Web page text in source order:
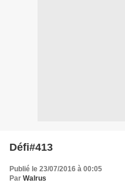
Défi#413
Publié le 23/07/2016 à 00:05
Par Walrus